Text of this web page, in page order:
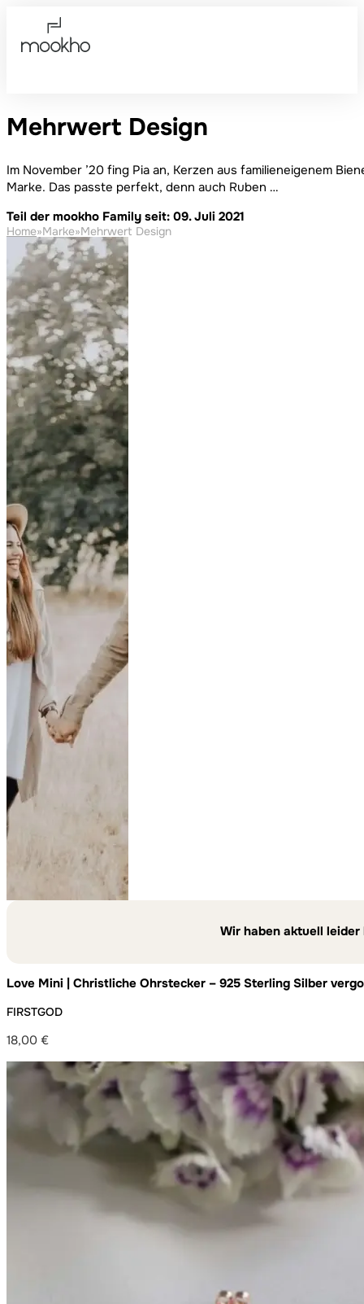
Mehrwert Design
Im November ’20 fing Pia an, Kerzen aus familieneigenem
Marke. Das passte perfekt, denn auch Ruben …
Teil der mookho Family seit: 09. Juli 2021
Home»Marke»Mehrwert Design
Wir haben aktuell
Love Mini | Christliche Ohrstecker – 925 Sterling Silber
FIRSTGOD
18,00 €